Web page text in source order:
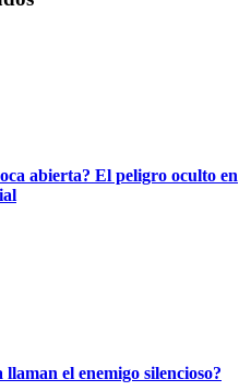
abierta? El peligro oculto en
el enemigo silencioso?